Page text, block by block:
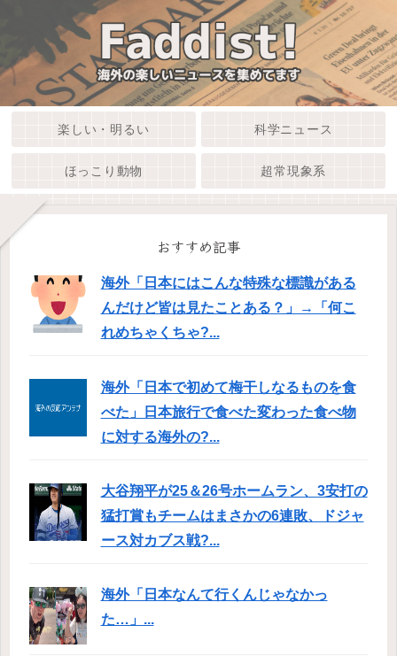
楽しい・明るい 科学ニュース
ほっこり動物 超常現象系
おすすめ記事
海外「日本にはこんな特殊な標識がある
んだけど皆は見たことある？」→「何こ
れめちゃくちゃ?...
海外「日本で初めて梅干しなるものを食
べた」日本旅行で食べた変わった食べ物
に対する海外の?...
大谷翔平が25＆26号ホームラン、3安打の
猛打賞もチームはまさかの6連敗、ドジャ
ース対カブス戦?...
海外「日本なんて行くんじゃなかっ
た…」...